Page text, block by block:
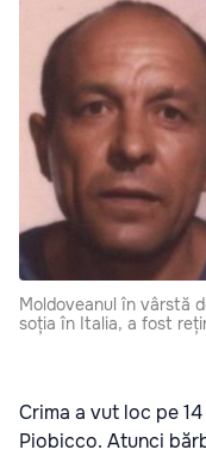
Moldoveanul în vârstă
soția în Italia, a fost
Crima a vut loc pe
Piobicco. Atunci